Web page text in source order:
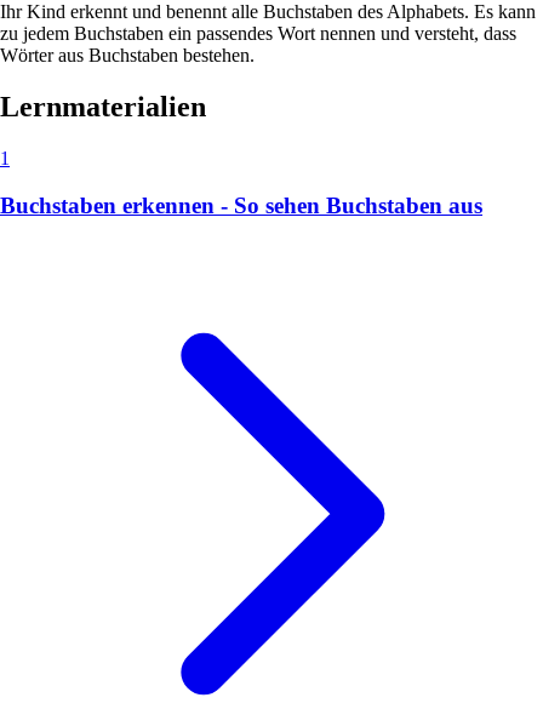
Ihr Kind erkennt und benennt alle Buchstaben des Alphabets. Es kann
zu jedem Buchstaben ein passendes Wort nennen und versteht, dass
Wörter aus Buchstaben bestehen.
Lernmaterialien
1
Buchstaben erkennen - So sehen Buchstaben aus